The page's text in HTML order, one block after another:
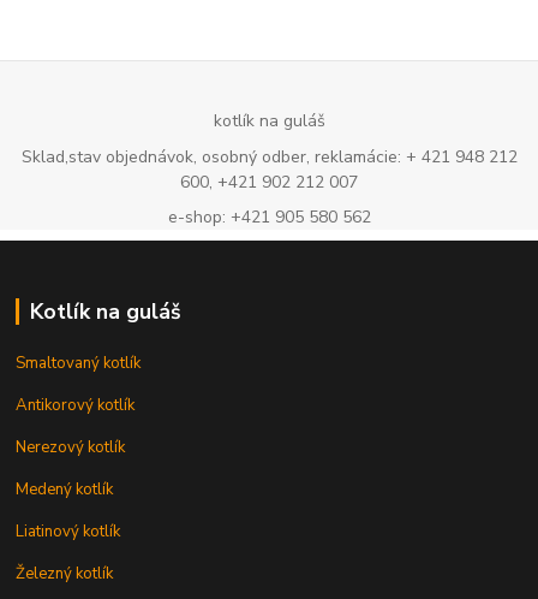
kotlík na guláš
Sklad,stav objednávok, osobný odber, reklamácie: + 421 948 212
600, +421 902 212 007
e-shop: +421 905 580 562
Kotlík na guláš
Smaltovaný kotlík
Antikorový kotlík
Nerezový kotlík
Medený kotlík
Liatinový kotlík
Železný kotlík